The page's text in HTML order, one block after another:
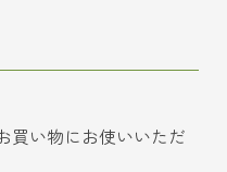
買い物にお使いいただ